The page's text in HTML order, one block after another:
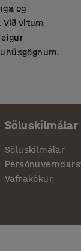
og
Við vitum
degi
fyrir bæði fyrir
er
hægt að
Söluskilmálar
Söluskilmálar
Vafrakökur